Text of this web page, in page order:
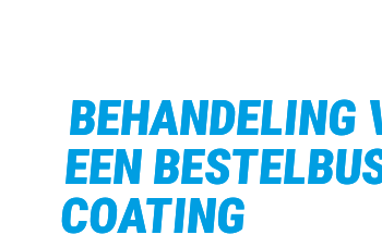
BEHANDELING
EEN
COATING